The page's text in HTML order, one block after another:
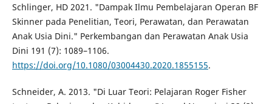
Schlinger, HD 2021. "Dampak Ilmu Pembelajaran Operan BF
Skinner pada Penelitian, Teori, Perawatan, dan Perawatan
Anak Usia Dini." Perkembangan dan Perawatan Anak Usia
Dini 191 (7): 1089–1106.
https://doi.org/10.1080/03004430.2020.1855155.
Schneider, A. 2013. "Di Luar Teori: Pelajaran Roger Fisher